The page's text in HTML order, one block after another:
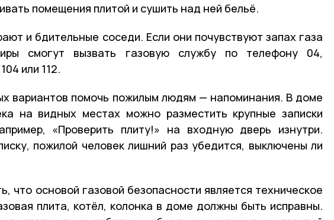
помещения плитой и сушить над ней бельё.
и бдительные соседи. Если они почувствуют запах газа
смогут вызвать газовую службу по телефону 04,
или 112.
вариантов помочь пожилым людям — напоминания. В доме
на видных местах можно разместить крупные записки
«Проверить плиту!» на входную дверь изнутри.
пожилой человек лишний раз убедится, выключены ли
что основой газовой безопасности является техническое
плита, котёл, колонка в доме должны быть исправны.